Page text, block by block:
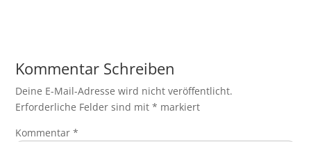
Kommentar Schreiben
Deine E-Mail-Adresse wird nicht veröffentlicht.
Erforderliche Felder sind mit* markiert
Kommentar*